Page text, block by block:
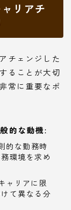
リアチ
チェンジした
ることが大切
常に重要なポ
的な動機:
的な勤務時
環境を求め
ャリアに限
て異なる分